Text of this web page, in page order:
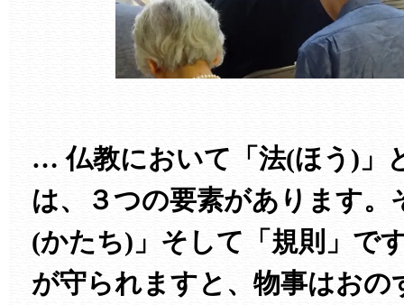
… 仏教において「法(ほう)」
は、３つの要素があります。
(かたち)」そして「規則」で
が守られますと、物事はおの